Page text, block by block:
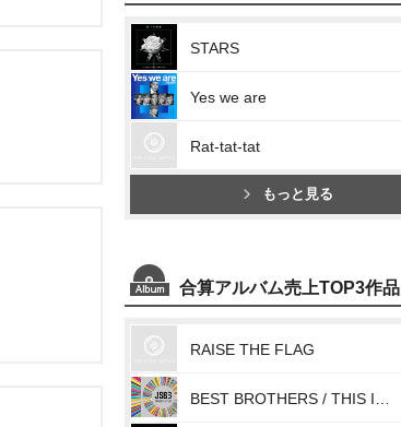
STARS
Yes we are
Rat-tat-tat
もっと見る
合算アルバム売上TOP3作品
RAISE THE FLAG